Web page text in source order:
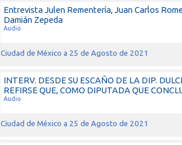
Entrevista Julen Rementería, Juan Carlos
Damián Zepeda
Audio
Ciudad de México a 25 de Agosto de 2021
INTERV. DESDE SU ESCAÑO DE LA DIP.
REFIRSE QUE, COMO DIPUTADA QUE
Audio
Ciudad de México a 25 de Agosto de 2021